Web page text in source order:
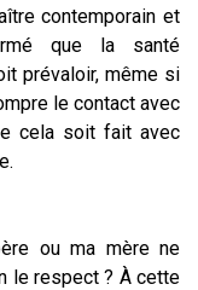
contemporain et
que la santé
prévaloir, même si
le contact avec
cela soit fait avec
ou ma mère ne
le respect ? À cette